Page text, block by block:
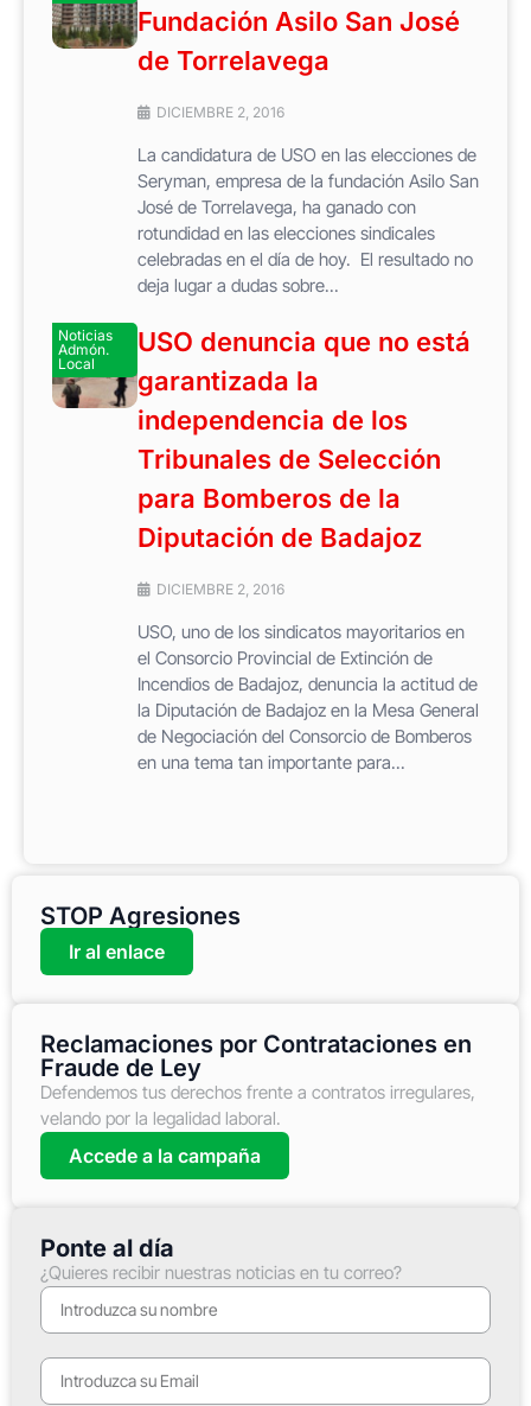
Fundación Asilo San José
de Torrelavega
DICIEMBRE 2, 2016
La candidatura de USO en las elecciones de
Seryman, empresa de la fundación Asilo San
José de Torrelavega, ha ganado con
rotundidad en las elecciones sindicales
celebradas en el día de hoy. El resultado no
deja lugar a dudas sobre...
Noticias
Admón.
Local
USO denuncia que no está
garantizada la
independencia de los
Tribunales de Selección
para Bomberos de la
Diputación de Badajoz
DICIEMBRE 2, 2016
USO, uno de los sindicatos mayoritarios en
el Consorcio Provincial de Extinción de
Incendios de Badajoz, denuncia la actitud de
la Diputación de Badajoz en la Mesa General
de Negociación del Consorcio de Bomberos
en una tema tan importante para...
STOP Agresiones
Ir al enlace
Reclamaciones por Contrataciones en
Fraude de Ley
Defendemos tus derechos frente a contratos irregulares,
velando por la legalidad laboral.
Accede a la campaña
Ponte al día
¿Quieres recibir nuestras noticias en tu correo?